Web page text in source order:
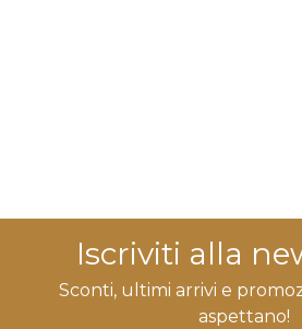
Iscriviti alla
Sconti, ultimi arrivi e
aspettano!